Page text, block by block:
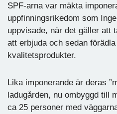
SPF-arna var mäkta
uppfinningsrikedom som
uppvisade, när det gäller att
att erbjuda och sedan
kvalitetsprodukter.
Lika imponerande är deras
ladugården, nu ombyggd till
ca 25 personer med